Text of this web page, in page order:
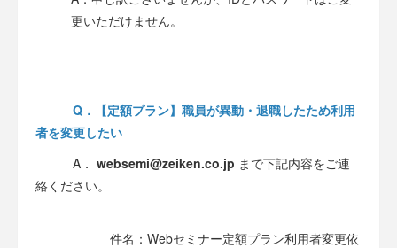
更いただけません。
Q．【定額プラン】職員が異動・退職したため利用
者を変更したい
A． websemi@zeiken.co.jp まで下記内容をご連
絡ください。
件名：Webセミナー定額プラン利用者変更依